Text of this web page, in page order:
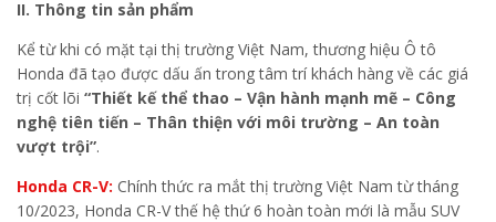
II. Thông tin sản phẩm
Kể từ khi có mặt tại thị trường Việt Nam, thương hiệu Ô tô
Honda đã tạo được dấu ấn trong tâm trí khách hàng về các giá
trị cốt lõi “Thiết kế thể thao – Vận hành mạnh mẽ – Công
nghệ tiên tiến – Thân thiện với môi trường – An toàn
vượt trội”.
Honda CR-V: Chính thức ra mắt thị trường Việt Nam từ tháng
10/2023, Honda CR-V thế hệ thứ 6 hoàn toàn mới là mẫu SUV